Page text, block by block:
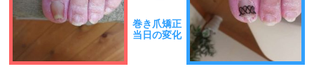
巻き爪矯正
当日の変化